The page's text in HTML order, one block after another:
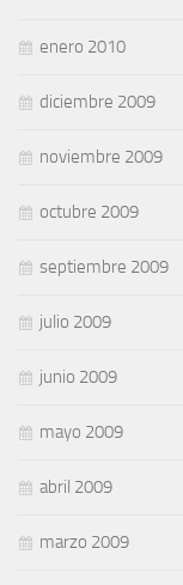
enero 2010
diciembre 2009
noviembre 2009
octubre 2009
septiembre 2009
julio 2009
junio 2009
mayo 2009
abril 2009
marzo 2009